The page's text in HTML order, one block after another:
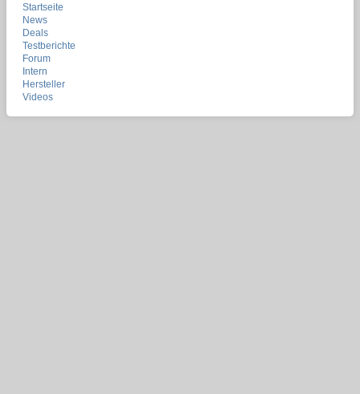
Startseite
News
Deals
Testberichte
Forum
Intern
Hersteller
Videos